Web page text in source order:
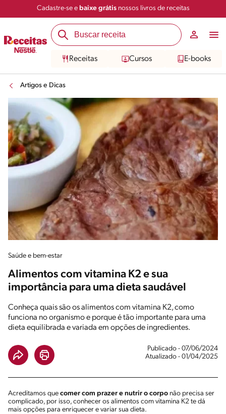
Cadastre-se e baixe grátisnossos livros de receitas
Receitas Cursos E-books
Artigos e Dicas
Saúde e bem-estar
Alimentos com vitamina K2 e sua
importância para uma dieta saudável
Conheça quais são os alimentos com vitamina K2, como
funciona no organismo e porque é tão importante para uma
dieta equilibrada e variada em opções de ingredientes.
Publicado - 07/06/2024
Atualizado - 01/04/2025
Acreditamos que comer com prazer e nutrir o corpo não precisa ser
complicado, por isso, conhecer os alimentos com vitamina K2 te dá
mais opções para enriquecer e variar sua dieta.